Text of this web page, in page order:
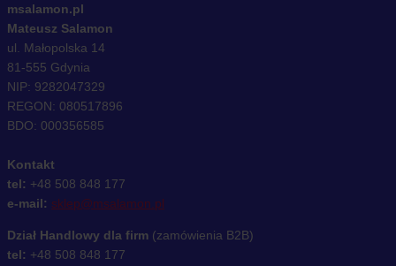
msalamon.pl
Mateusz Salamon
ul. Małopolska 14
81-555 Gdynia
NIP: 9282047329
REGON: 080517896
BDO: 000356585
Kontakt
tel: +48 508 848 177
e-mail: sklep@msalamon.pl
Dział Handlowy dla firm (zamówienia B2B)
tel: +48 508 848 177